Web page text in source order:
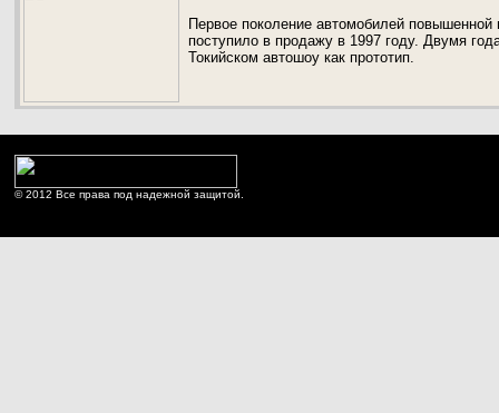
Первое поколение автомобилей
поступило в продажу в 1997 году. Двумя
Токийском автошоу как прототип.
© 2012 Все права под надежной защитой.